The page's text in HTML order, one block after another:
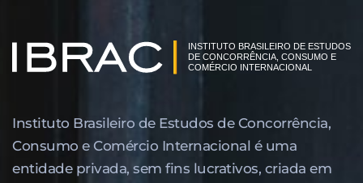
Instituto Brasileiro de Estudos de Concor­rência,
Consumo e Comércio Internacional é uma
entidade privada, sem fins lucrativos, criada em